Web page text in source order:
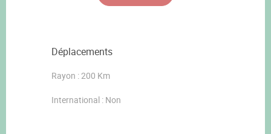
Déplacements
Rayon : 200 Km
International : Non